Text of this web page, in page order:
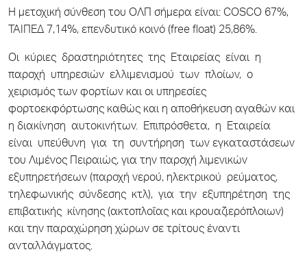
H μετοχική σύνθεση του ΟΛΠ σήμερα είναι: COSCO 67%,
ΤΑΙΠΕΔ 7,14%, επενδυτικό κοινό (free float) 25,86%.
Οι κύριες δραστηριότητες της Εταιρείας είναι η
παροχή υπηρεσιών ελλιμενισμού των πλοίων, ο
χειρισμός των φορτίων και οι υπηρεσίες
φορτοεκφόρτωσης καθώς και η αποθήκευση αγαθών και
η διακίνηση αυτοκινήτων. Επιπρόσθετα, η Εταιρεία
είναι υπεύθυνη για τη συντήρηση των εγκαταστάσεων
του Λιμένος Πειραιώς, για την παροχή λιμενικών
εξυπηρετήσεων (παροχή νερού, ηλεκτρικού ρεύματος,
τηλεφωνικής σύνδεσης κτλ), για την εξυπηρέτηση της
επιβατικής κίνησης (ακτοπλοΐας και κρουαζιερόπλοιων)
και την παραχώρηση χώρων σε τρίτους έναντι
ανταλλάγματος.